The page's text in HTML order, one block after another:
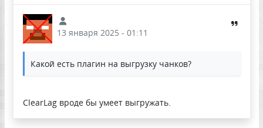
13 января 2025 - 01:11
Какой есть плагин на выгрузку чанков?
ClearLag вроде бы умеет выгружать.